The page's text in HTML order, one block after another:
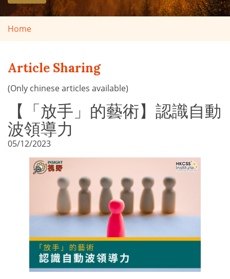
Home
Article Sharing
(Only chinese articles available)
【「放手」的藝術】認識自動
波領導力
05/12/2023